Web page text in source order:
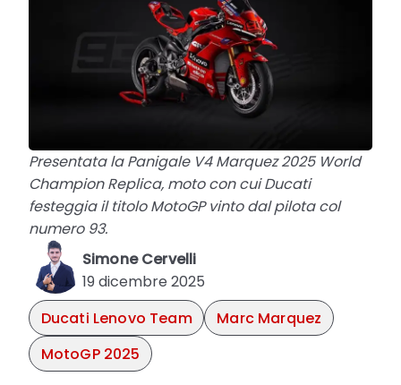
Presentata la Panigale V4 Marquez 2025 World
Champion Replica, moto con cui Ducati
festeggia il titolo MotoGP vinto dal pilota col
numero 93.
Simone Cervelli
19 dicembre 2025
Ducati Lenovo Team
Marc Marquez
MotoGP 2025